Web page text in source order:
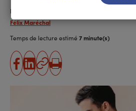
Publié le
Félix Maréchal
Temps de lecture estimé 7 minute(s)
partager
partager
Copier
Imprimer